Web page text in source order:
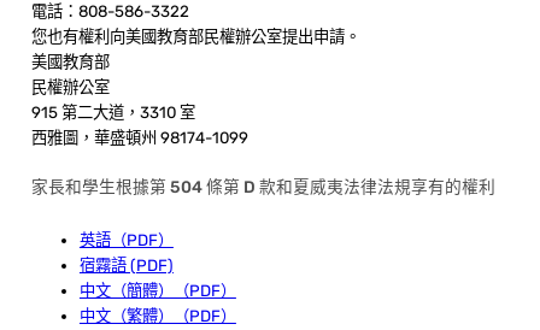
電話：808-586-3322
您也有權利向美國教育部民權辦公室提出申請。
美國教育部
民權辦公室
915 第二大道，3310 室
西雅圖，華盛頓州 98174-1099
家長和學生根據第 504 條第 D 款和夏威夷法律法規享有的權利
英語（PDF）
宿霧語 (PDF)
中文（簡體）（PDF）
中文（繁體）（PDF）